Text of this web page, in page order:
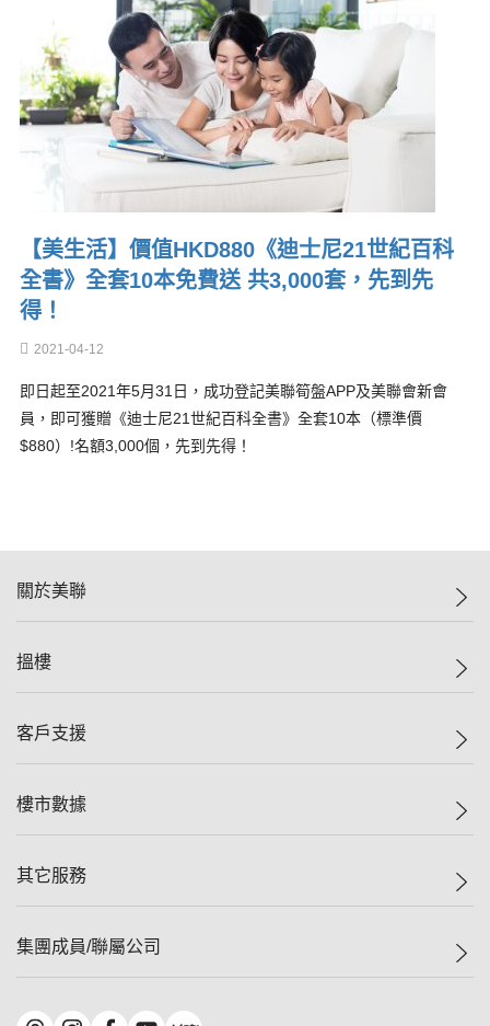
【美生活】價值HKD880《迪士尼21世紀百科
全書》全套10本免費送 共3,000套，先到先
得！
2021-04-12
即日起至2021年5月31日，成功登記美聯筍盤APP及美聯會新會
員，即可獲贈《迪士尼21世紀百科全書》全套10本（標準價
$880）!名額3,000個，先到先得！
關於美聯
美聯集團
人才招募
搵樓
一手新盤
減價
美聯豪宅
獨家樓盤
租盤
客戶支援
自助放盤
查詢熱線
按揭計算機
負擔能力計算機
轉按計算機
樓市數據
樓價指數
歷史成交
屋苑成交排行榜
其它服務
屋苑專頁
集團成員/聯屬公司
美聯物業